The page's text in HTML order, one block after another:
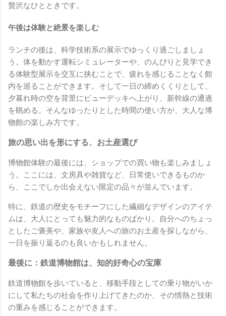
贅沢なひとときです。
午後は体験と絶景を楽しむ
ランチの後は、科学技術系の展示でゆっくり過ごしましょ
う。体を動かす運転シミュレーターや、のんびりと見学でき
る体験型展示を交互に挟むことで、疲れを感じることなく館
内を巡ることができます。そして一日の締めくくりとして、
夕暮れ時の空を背景にビューデッキへ上がり、新幹線の通過
を眺める。そんなゆったりとした時間の使い方が、大人な博
物館の楽しみ方です。
旅の思い出を形にする、お土産選び
博物館体験の最後には、ショップでの買い物も楽しみましょ
う。ここには、文房具や雑貨など、日常使いできるものか
ら、ここでしか出会えない限定の品々が並んでいます。
特に、鉄道の歴史をモチーフにした繊細なデザインのアイテ
ムは、大人にとっても魅力的なものばかり。自分へのちょっ
としたご褒美や、家族や友人への旅のお土産を探しながら、
一日を振り返るのも良いかもしれません。
最後に：鉄道博物館は、知的好奇心の宝庫
鉄道博物館を歩いていると、移動手段としての乗り物がいか
にして私たちの社会を作り上げてきたのか、その情熱と技術
の重みを感じることができます。